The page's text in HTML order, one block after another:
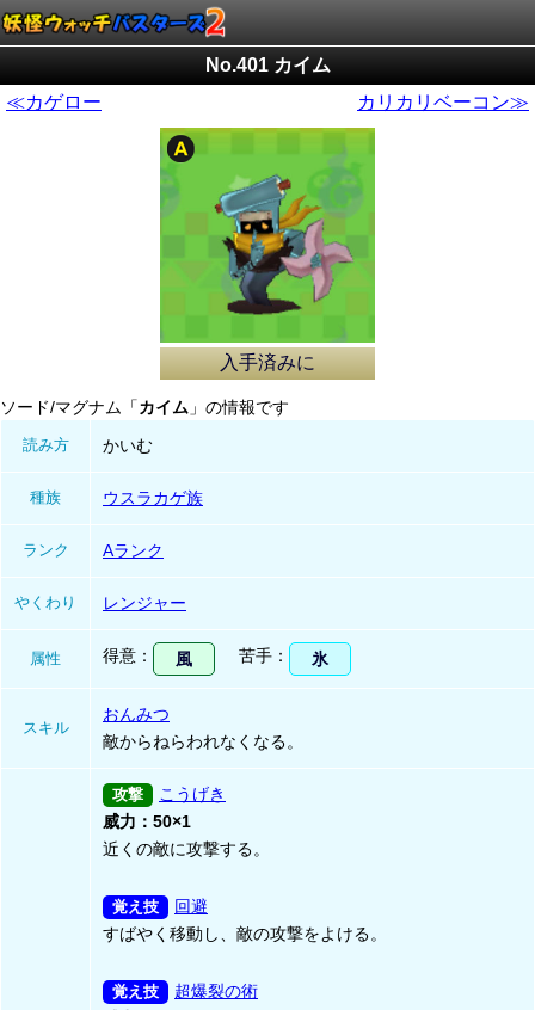
No.401 カイム
≪カゲロー
カリカリベーコン≫
入手済みに
ソード/マグナム「 カイム 」の情報です
読み方 かいむ
種族 ウスラカゲ族
ランク Aランク
やくわり レンジャー
属性 得意 風 苦手 氷
スキル
おんみつ
敵からねらわれなくなる。
こうげき
威力：50×1
近くの敵に攻撃する。
回避
すばやく移動し、敵の攻撃をよける。
超爆裂の術